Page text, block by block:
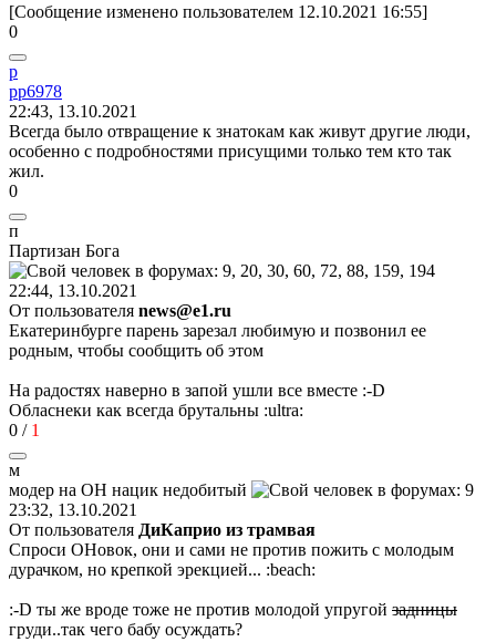
[Сообщение изменено пользователем 12.10.2021 16:55]
0
p
pp6978
22:43, 13.10.2021
Всегда было отвращение к знатокам как живут другие люди,
особенно с подробностями присущими только тем кто так
жил.
0
п
Партизан Бога
22:44, 13.10.2021
От пользователя news@e1.ru
Екатеринбурге парень зарезал любимую и позвонил ее
родным, чтобы сообщить об этом
На радостях наверно в запой ушли все вместе :-D
Обласнеки как всегда брутальны :ultra:
0 / 1
м
модер на ОН нацик недобитый
23:32, 13.10.2021
От пользователя ДиКаприо из трамвая
Спроси ОНовок, они и сами не против пожить с молодым
дурачком, но крепкой эрекцией... :beach:
:-D ты же вроде тоже не против молодой упругой задницы
груди..так чего бабу осуждать?